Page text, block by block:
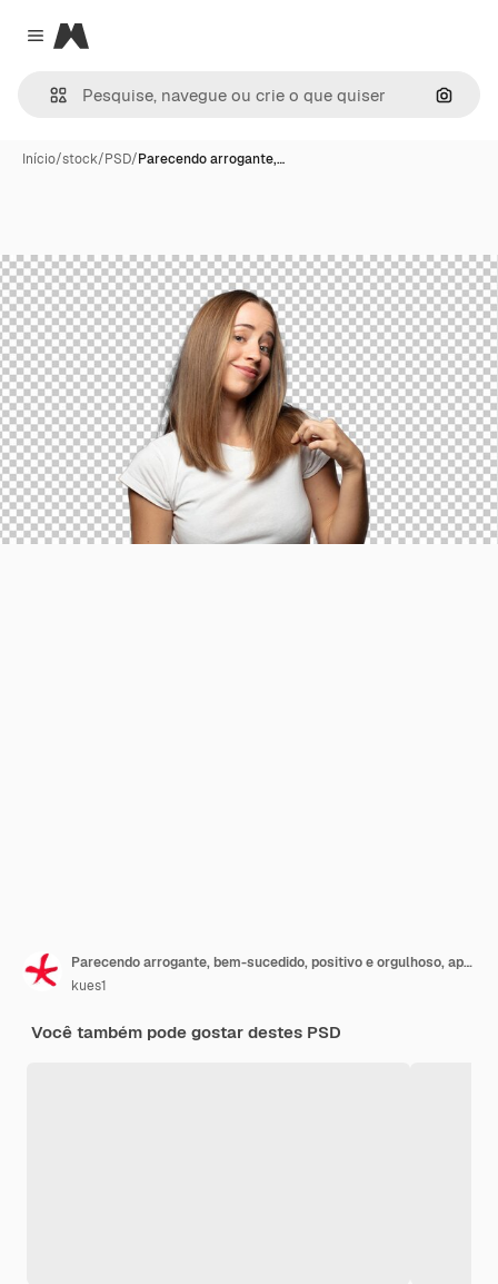
Close menu
Magnific
Início/stock/PSD/Parecendo arrogante,…
Parecendo arrogante, bem-sucedido, positivo e orgulhoso, apontando para si mesmo
kues1
Você também pode gostar destes PSD